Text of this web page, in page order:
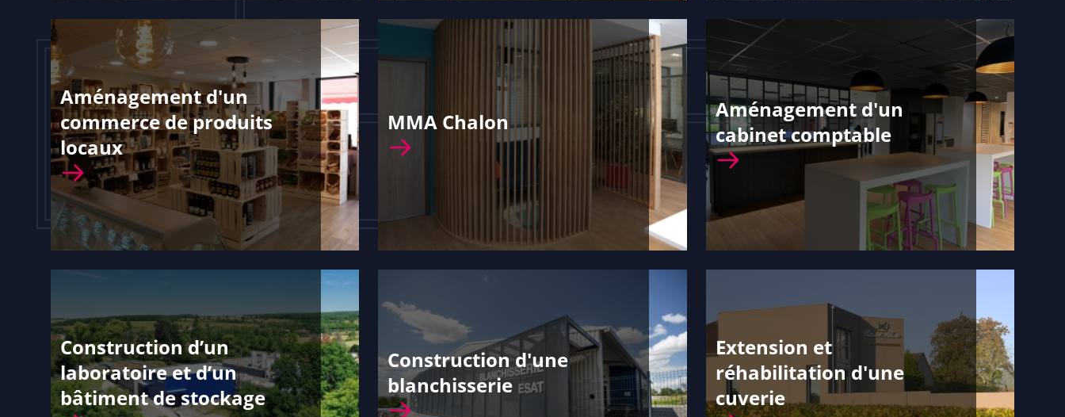
Aménagement d'un
commerce de produits
locaux
MMA Chalon
Aménagement d'un
cabinet comptable
Construction d’un
laboratoire et d’un
bâtiment de stockage
Construction d'une
blanchisserie
Extension et
réhabilitation d'une
cuverie